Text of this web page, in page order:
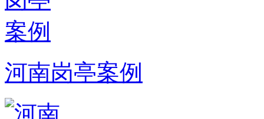
河南岗亭案例